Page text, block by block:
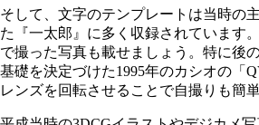
そして、文字のテンプレートは当時の
た『一太郎』に多く収録されています
で撮った写真も載せましょう。特に後
基礎を決定づけた1995年のカシオの「
レンズを回転させることで自撮りも簡